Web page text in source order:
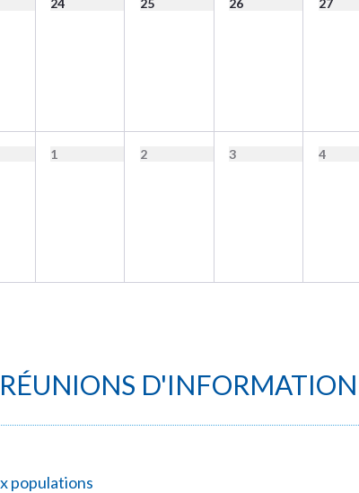
24 25 26 27
1 2 3 4
D'INFORMATION
populations